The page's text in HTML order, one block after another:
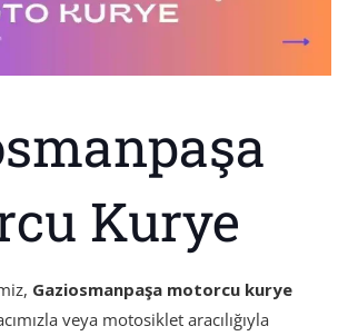
Kurye
Gaziosmanpaşa motorcu kurye
veya motosiklet aracılığıyla